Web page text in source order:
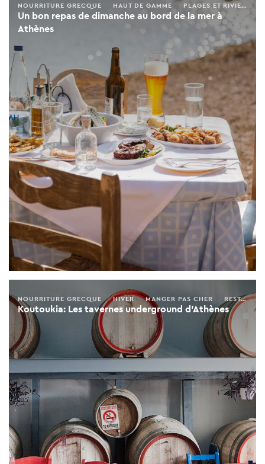
Un bon repas de dimanche au bord de la mer à
Athènes
NOURRITURE GRECQUE HAUT DE GAMME PLAGES ET RIVIERA
Koutoukia: Les tavernes underground d’Athènes
NOURRITURE GRECQUE HIVER MANGER PAS CHER RESTAURANTS